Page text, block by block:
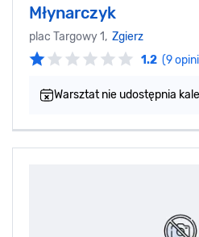
Młynarczyk
plac Targowy 1, Zgierz
1.2 (9
Warsztat nie udostępnia